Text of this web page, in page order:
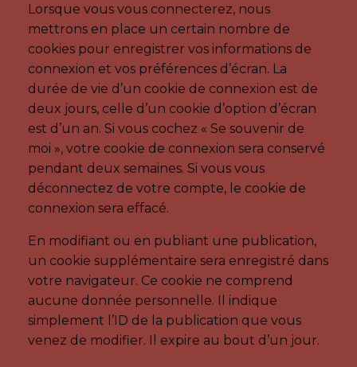
Lorsque vous vous connecterez, nous
mettrons en place un certain nombre de
cookies pour enregistrer vos informations de
connexion et vos préférences d’écran. La
durée de vie d’un cookie de connexion est de
deux jours, celle d’un cookie d’option d’écran
est d’un an. Si vous cochez « Se souvenir de
moi », votre cookie de connexion sera conservé
pendant deux semaines. Si vous vous
déconnectez de votre compte, le cookie de
connexion sera effacé.
En modifiant ou en publiant une publication,
un cookie supplémentaire sera enregistré dans
votre navigateur. Ce cookie ne comprend
aucune donnée personnelle. Il indique
simplement l’ID de la publication que vous
venez de modifier. Il expire au bout d’un jour.